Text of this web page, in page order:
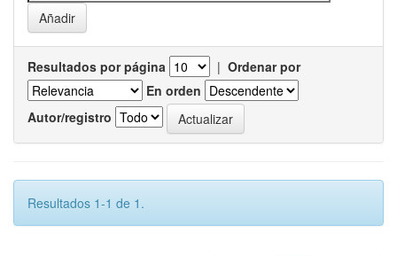
Resultados por página | Ordenar por
En orden
Autor/registro
Resultados 1-1 de 1.